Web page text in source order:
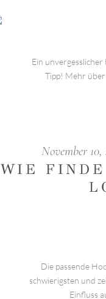
Ein
Tipp! Mehr
November 10,
WIE
Die passende
schwierigsten und
Einfluss